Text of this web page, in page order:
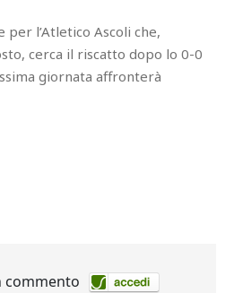
l’Atletico Ascoli che,
cerca il riscatto dopo lo 0-0
giornata affronterà